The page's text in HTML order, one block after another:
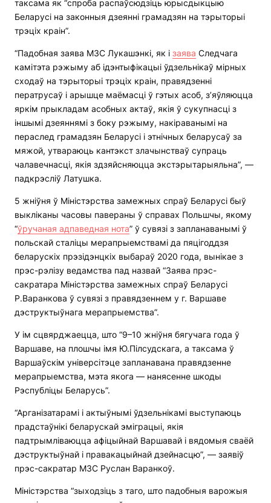
таксама як “спроба распаўсюдзіць юрысдыкцыю
Беларусі на законныя дзеянні грамадзян на тэрыторыі
трэціх краін”.
“Падобная заява МЗС Лукашэнкі, як і заява Следчага
камітэта рэжыму аб ідэнтыфікацыі ўдзельнікаў мірных
сходаў на тэрыторыі трэціх краін, правядзенні
ператрусаў і арышце маёмасці ў гэтых асоб, з’яўляюцца
яркім прыкладам асобных актаў, якія ў сукупнасці з
іншымі дзеяннямі з боку рэжыму, накіраванымі на
пераслед грамадзян Беларусі і этнічных беларусаў за
мяжой, утвараюць кантэкст злачынстваў супраць
чалавечнасці, якія здзяйсняюцца экстэрытарыяльна”, —
падкрэсліў Латушка.
5 жніўня ў Міністэрства замежных спраў Беларусі быў
выкліканы часовы павераны ў справах Польшчы, якому
“ўручаная адпаведная нота” ў сувязі з запланаванымі ў
польскай сталіцы мерапрыемствамі да пяцігоддзя
беларускіх прэзідэнцкіх выбараў 2020 года, вынікае з
прэс-рэлізу ведамства пад назвай “Заява прэс-
сакратара Міністэрства замежных спраў Беларусі
Р.Варанкова ў сувязі з правядзеннем у г. Варшаве
дэструктыўнага мерапрыемства”.
У ім сцвярджаецца, што “9–10 жніўня бягучага года ў
Варшаве, на плошчы імя Ю.Пілсудскага, а таксама ў
Варшаўскім універсітэце запланавана правядзенне
мерапрыемства, мэта якога — нанясенне шкоды
Рэспубліцы Беларусь”.
“Арганізатарамі і актыўнымі ўдзельнікамі выступаюць
прадстаўнікі беларускай эміграцыі, якія
падтрымліваюцца афіцыйнай Варшавай і вядомыя сваёй
дэструктыўнай і правакацыйнай дзейнасцю”, — заявіў
прэс-сакратар МЗС Руслан Варанкоў.
Міністэрства “зыходзіць з таго, што падобныя варожыя